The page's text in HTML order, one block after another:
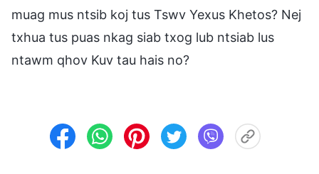
muag mus ntsib koj tus Tswv Yexus Khetos? Nej
txhua tus puas nkag siab txog lub ntsiab lus
ntawm qhov Kuv tau hais no?